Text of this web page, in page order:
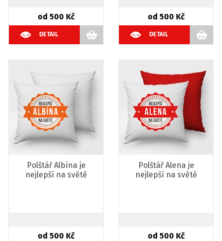
od 500 Kč
DETAIL
od 500 Kč
DETAIL
Polštář Albína je
nejlepší na světě
od 500 Kč
Polštář Alena je
nejlepší na světě
od 500 Kč